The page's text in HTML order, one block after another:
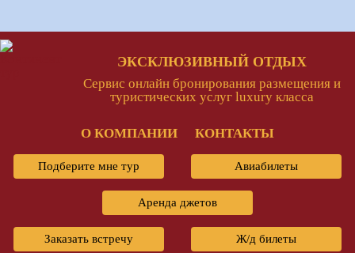
ЭКСКЛЮЗИВНЫЙ ОТДЫХ
Сервис онлайн бронирования размещения и
туристических услуг luxury класса
О КОМПАНИИ КОНТАКТЫ
Подберите мне тур Авиабилеты
Аренда джетов
Заказать встречу Ж/д билеты